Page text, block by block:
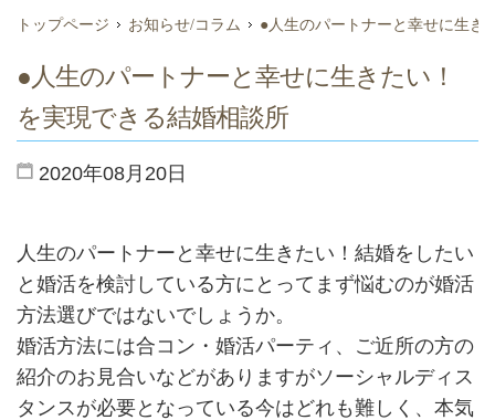
トップページ お知らせ/コラム ●人生のパートナーと幸せに生き
●人生のパートナーと幸せに生きたい！
を実現できる結婚相談所
2020年08月20日
人生のパートナーと幸せに生きたい！結婚をしたい
と婚活を検討している方にとってまず悩むのが婚活
方法選びではないでしょうか。
婚活方法には合コン・婚活パーティ、ご近所の方の
紹介のお見合いなどがありますがソーシャルディス
タンスが必要となっている今はどれも難しく、本気